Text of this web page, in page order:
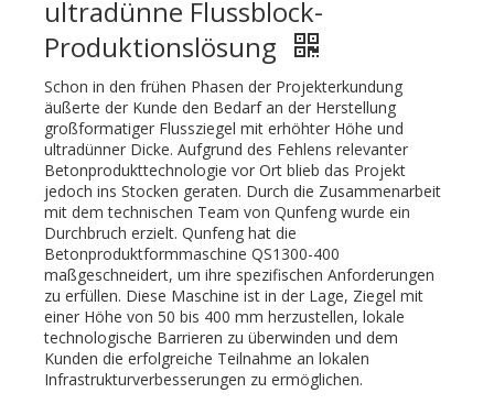
ultradünne Flussblock-
Produktionslösung
Schon in den frühen Phasen der Projekterkundung
äußerte der Kunde den Bedarf an der Herstellung
großformatiger Flussziegel mit erhöhter Höhe und
ultradünner Dicke. Aufgrund des Fehlens relevanter
Betonprodukttechnologie vor Ort blieb das Projekt
jedoch ins Stocken geraten. Durch die Zusammenarbeit
mit dem technischen Team von Qunfeng wurde ein
Durchbruch erzielt. Qunfeng hat die
Betonproduktformmaschine QS1300-400
maßgeschneidert, um ihre spezifischen Anforderungen
zu erfüllen. Diese Maschine ist in der Lage, Ziegel mit
einer Höhe von 50 bis 400 mm herzustellen, lokale
technologische Barrieren zu überwinden und dem
Kunden die erfolgreiche Teilnahme an lokalen
Infrastrukturverbesserungen zu ermöglichen.